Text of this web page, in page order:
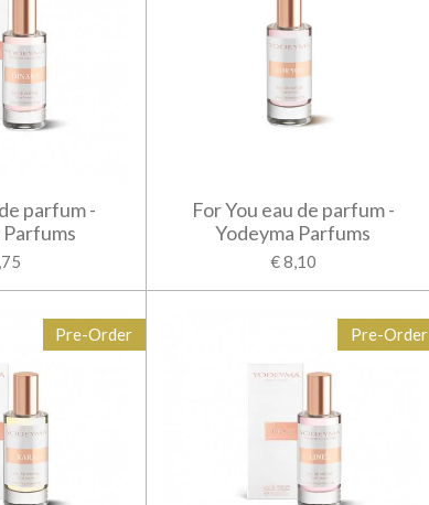
parfum -
For You eau de parfum -
Yodeyma Parfums
€ 8,10
Pre-Order Pre-Order